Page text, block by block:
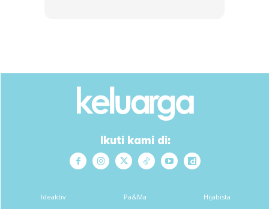
kulit delima dengan air panas mendidih.
Anda mungkin berminat dengan
Ikuti kami di:
Ideaktiv Pa&Ma Hijabista